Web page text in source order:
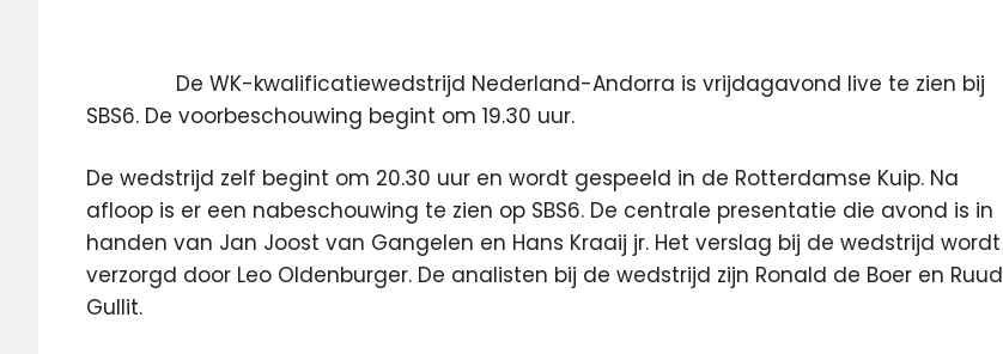
De WK-kwalificatiewedstrijd Nederland-Andorra is vrijdagavond live te zien bij
SBS6. De voorbeschouwing begint om 19.30 uur.
De wedstrijd zelf begint om 20.30 uur en wordt gespeeld in de Rotterdamse Kuip. Na
afloop is er een nabeschouwing te zien op SBS6. De centrale presentatie die avond is in
handen van Jan Joost van Gangelen en Hans Kraaij jr. Het verslag bij de wedstrijd wordt
verzorgd door Leo Oldenburger. De analisten bij de wedstrijd zijn Ronald de Boer en Ruud
Gullit.